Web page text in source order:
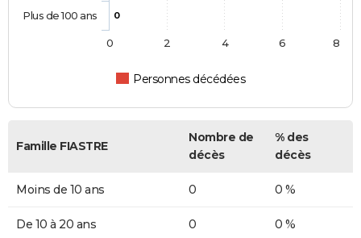
0
Personnes décédées
Plus de 100 ans
0 2 4 6 8
Famille FIASTRE
Nombre de
décès
% des
décès
Moins de 10 ans 0 0 %
De 10 à 20 ans 0 0 %